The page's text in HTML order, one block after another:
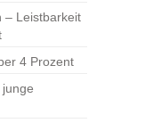
– Leistbarkeit
4 Prozent